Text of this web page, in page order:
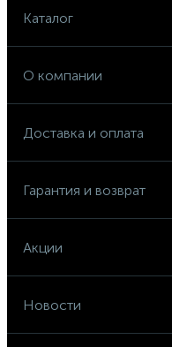
Каталог
О компании
Доставка и оплата
Гарантия и возврат
Акции
Новости